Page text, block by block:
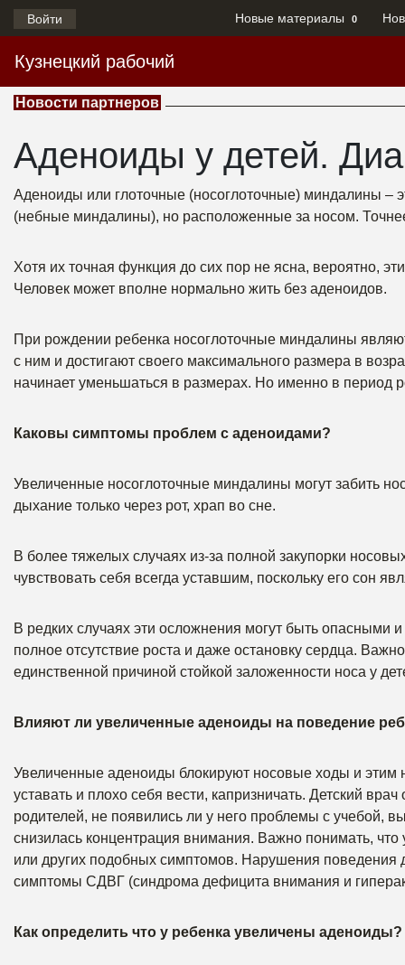
Войти Новые материалы 0
Кузнецкий рабочий
Новости партнеров
Аденоиды у детей.
Аденоиды или глоточные (носоглоточные) миндалины –
(небные миндалины), но расположенные за носом.
Хотя их точная функция до сих пор не ясна, вероятно,
Человек может вполне нормально жить без аденоидов.
При рождении ребенка носоглоточные миндалины
с ним и достигают своего максимального размера в
начинает уменьшаться в размерах. Но именно в период
Каковы симптомы проблем с аденоидами?
Увеличенные носоглоточные миндалины могут забить
дыхание только через рот, храп во сне.
В более тяжелых случаях из-за полной закупорки
чувствовать себя всегда уставшим, поскольку его сон
В редких случаях эти осложнения могут быть опасными
полное отсутствие роста и даже остановку сердца.
единственной причиной стойкой заложенности носа у
Влияют ли увеличенные аденоиды на поведение
Увеличенные аденоиды блокируют носовые ходы и
уставать и плохо себя вести, капризничать. Детский
родителей, не появились ли у него проблемы с учебой,
снизилась концентрация внимания. Важно понимать,
или других подобных симптомов. Нарушения
симптомы СДВГ (синдрома дефицита внимания и
Как определить что у ребенка увеличены аденоиды?